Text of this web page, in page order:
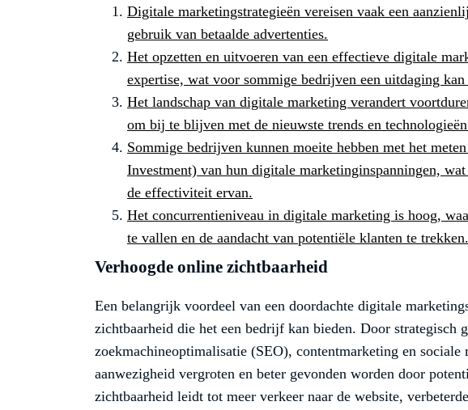
Digitale marketingstrategieën vereisen vaak een
gebruik van betaalde advertenties.
Het opzetten en uitvoeren van een effectieve digitale
expertise, wat voor sommige bedrijven een uitdaging
Het landschap van digitale marketing verandert
om bij te blijven met de nieuwste trends en
Sommige bedrijven kunnen moeite hebben met het
Investment) van hun digitale marketinginspanningen,
de effectiviteit ervan.
Het concurrentieniveau in digitale marketing is hoog,
te vallen en de aandacht van potentiële klanten te trekken.
Verhoogde online zichtbaarheid
Een belangrijk voordeel van een doordachte digitale
zichtbaarheid die het een bedrijf kan bieden. Door strategisch
zoekmachineoptimalisatie (SEO), contentmarketing en
aanwezigheid vergroten en beter gevonden worden door
zichtbaarheid leidt tot meer verkeer naar de website,